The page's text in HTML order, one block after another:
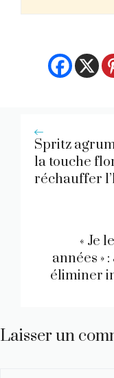
Spritz
la touche
réchauffer
« Je
années »
éliminer
Laisser un